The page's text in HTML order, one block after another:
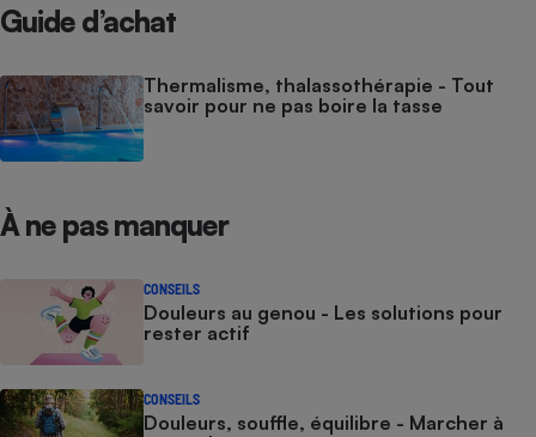
Guide d’achat
Thermalisme, thalassothérapie - Tout
savoir pour ne pas boire la tasse
À ne pas manquer
CONSEILS
Douleurs au genou - Les solutions pour
rester actif
CONSEILS
Douleurs, souffle, équilibre - Marcher à